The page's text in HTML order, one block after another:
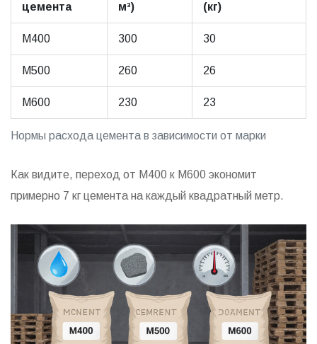
Нормы расхода цемента в зависимости от марки
цемента
м³)
(кг)
М400 300 30
М500 260 26
М600 230 23
Как видите, переход от М400 к М600 экономит
примерно 7 кг цемента на каждый квадратный метр.